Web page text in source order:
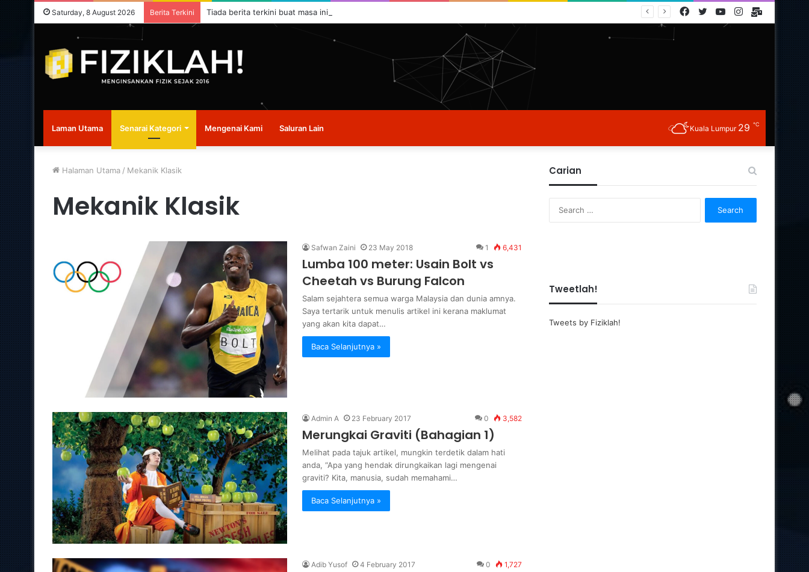
Saturday, 8 August 2026 Berita Terkini Tiada berita terkini buat masa ini.
E-
Instagram
YouTube
Twitter
Facebook
Laman Utama Senarai Kategori Mengenai Kami Saluran Lain Kuala Lumpur 29 ℃
Halaman Utama / Mekanik Klasik
Mekanik Klasik
Safwan Zaini 23 May 2018 1 6,431
Lumba 100 meter: Usain Bolt vs
Cheetah vs Burung Falcon
Salam sejahtera semua warga Malaysia dan dunia amnya.
Saya tertarik untuk menulis artikel ini kerana maklumat
yang akan kita dapat…
Baca Selanjutnya »
Admin A 23 February 2017 0 3,582
Merungkai Graviti (Bahagian 1)
Melihat pada tajuk artikel, mungkin terdetik dalam hati
anda, “Apa yang hendak dirungkaikan lagi mengenai
graviti? Kita, manusia, sudah memahami…
Baca Selanjutnya »
Adib Yusof 4 February 2017 0 1,727
Carian
Tweetlah!
Tweets by Fiziklah!